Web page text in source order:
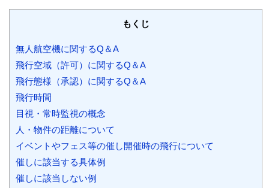
もくじ
無人航空機に関するQ＆A
飛行空域（許可）に関するQ＆A
飛行態様（承認）に関するQ＆A
飛行時間
目視・常時監視の概念
人・物件の距離について
イベントやフェス等の催し開催時の飛行について
催しに該当する具体例
催しに該当しない例